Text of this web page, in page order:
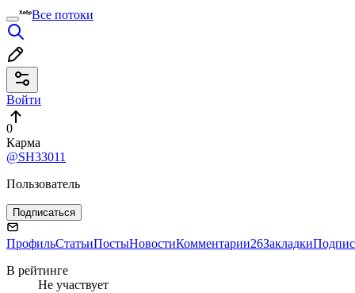
Все потоки
Войти
0
Карма
@SH33011
Пользователь
Подписаться
ПрофильСтатьиПостыНовостиКомментарии26Закладки
В рейтинге
Не участвует